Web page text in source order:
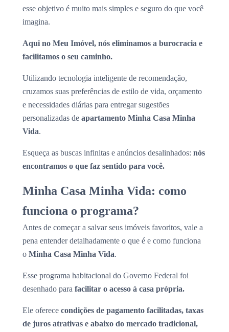
esse objetivo é muito mais simples e seguro do que você
imagina.
Aqui no Meu Imóvel, nós eliminamos a burocracia e
facilitamos o seu caminho.
Utilizando tecnologia inteligente de recomendação,
cruzamos suas preferências de estilo de vida, orçamento
e necessidades diárias para entregar sugestões
personalizadas de apartamento Minha Casa Minha
Vida.
Esqueça as buscas infinitas e anúncios desalinhados: nós
encontramos o que faz sentido para você.
Minha Casa Minha Vida: como
funciona o programa?
Antes de começar a salvar seus imóveis favoritos, vale a
pena entender detalhadamente o que é e como funciona
o Minha Casa Minha Vida.
Esse programa habitacional do Governo Federal foi
desenhado para facilitar o acesso à casa própria.
Ele oferece condições de pagamento facilitadas, taxas
de juros atrativas e abaixo do mercado tradicional,